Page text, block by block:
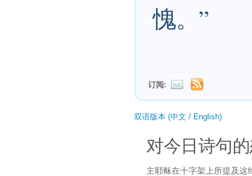
愧。”
订阅:
双语版本 (中文 / English)
对今日诗句
主耶稣在十字架上所提及这